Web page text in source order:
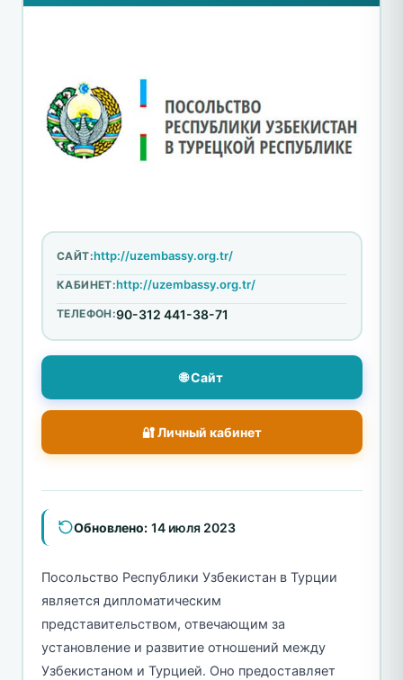
САЙТ:http://uzembassy.org.tr/
КАБИНЕТ:http://uzembassy.org.tr/
ТЕЛЕФОН:90-312 441-38-71
🌐 Сайт
🔐 Личный кабинет
Обновлено: 14 июля 2023
Посольство Республики Узбекистан в Турции
является дипломатическим
представительством, отвечающим за
установление и развитие отношений между
Узбекистаном и Турцией. Оно предоставляет